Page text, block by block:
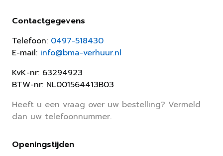
Contactgegevens
Telefoon: 0497-518430
E-mail: info@bma-verhuur.nl
KvK-nr: 63294923
BTW-nr: NL001564413B03
Heeft u een vraag over uw bestelling? Vermeld
dan uw telefoonnummer.
Openingstijden